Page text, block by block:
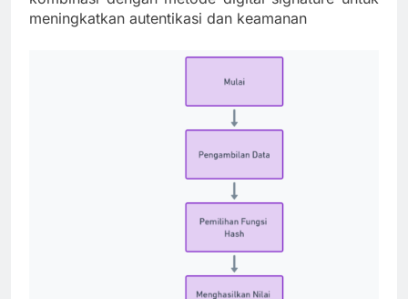
meningkatkan autentikasi dan keamanan